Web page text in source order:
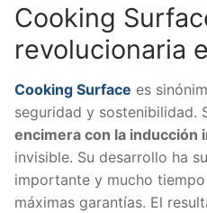
Cooking
revolucionaria
Cooking Surface es
seguridad y sostenibilidad.
encimera con la inducción
invisible. Su desarrollo ha
importante y mucho
máximas garantías. El